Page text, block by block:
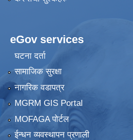
eGov services
घटना दर्ता
सामाजिक सुरक्षा
नागरिक वडापत्र
MGRM GIS Portal
MOFAGA पोर्टल
ईन्धन व्यवस्थापन प्रणाली